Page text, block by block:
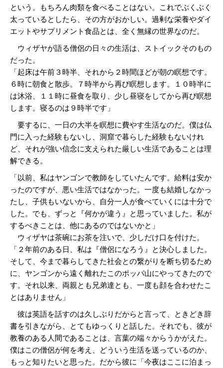
という。もちろん肉類を食べることはない。これでぶくぶく
太っているとしたら、その方がおかしい。過剰な栄養やダイ
エットやサプリメント食品とは、全く無縁の世界なのだ。
ウィザヤが語る僧侶の日々の生活は、ストイックそのもの
だった。
「起床は午前３時半、それから２時間ほどが朝の瞑想です。
６時に朝食と散歩。７時半から再び瞑想します。１０時半に
は沐浴、１１時に昼食を取り、少し昼寝をしてから再び瞑想
します。寝るのは９時半です」
要するに、一日の大半を瞑想に費やす生活なのだ。僕は仏
門に入った経験もないし、洞窟で暮らした経験もないけれ
ど、それが強い信念に支えられた厳しい生活であることは理
解できる。
「以前、私はヤンゴンで教師をしていたんです。給料は安か
ったのですが、悪い生活ではなかった。一度も結婚しなかっ
たし、子供もいないから、自分一人が食べていくには十分で
した。でも、ずっと『何かが違う』と思っていました。私が
するべきことは、他にあるのではないかと」
ウィザヤは茶碗にお茶を注いで、少しだけ口を付けた。
「２年前のある日、私は『僧侶になろう』と決心しました。
そして、今まで暮らしてきた社会との繋がりを断ち切るため
に、ヤンゴンから遠く離れたこのポッパ山にやってきたので
す。それ以来、両親とも兄弟達とも、一度も顔を合わせたこ
とはありません」
彼は英語を話すのは久しぶりだからと言って、ときどき辞
書を引きながら、とてもゆっくりと話した。それでも、彼が
教養のある人間であることは、言葉の端々からうかがえた。
僕はこの僧侶が何を考え、どういう生活を送っているのか、
もっと知りたいと思った。だから彼に「今夜はここに泊まっ